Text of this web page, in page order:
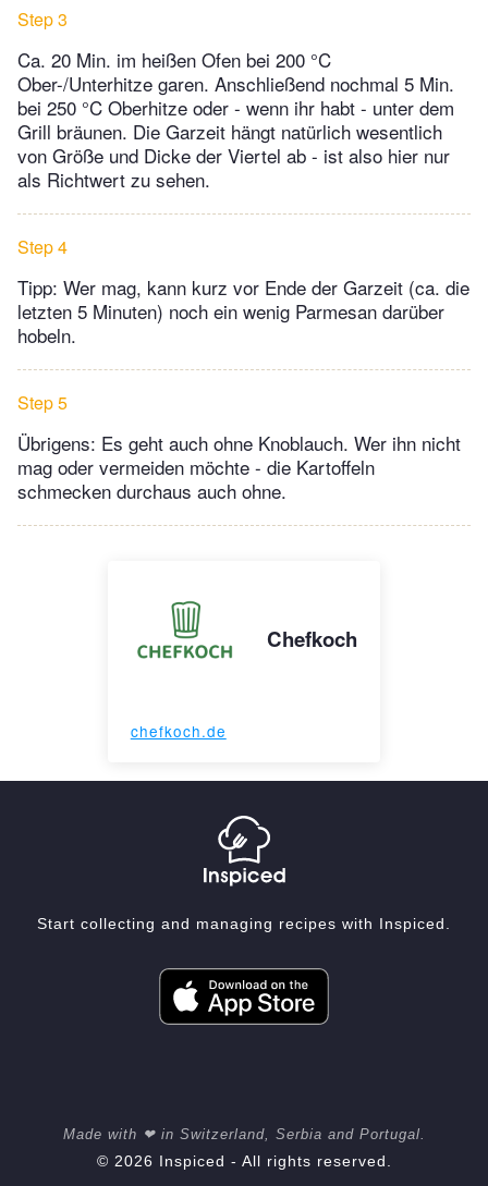
Step 3
Ca. 20 Min. im heißen Ofen bei 200 °C
Ober-/Unterhitze garen. Anschließend nochmal 5 Min.
bei 250 °C Oberhitze oder - wenn ihr habt - unter dem
Grill bräunen. Die Garzeit hängt natürlich wesentlich
von Größe und Dicke der Viertel ab - ist also hier nur
als Richtwert zu sehen.
Step 4
Tipp: Wer mag, kann kurz vor Ende der Garzeit (ca. die
letzten 5 Minuten) noch ein wenig Parmesan darüber
hobeln.
Step 5
Übrigens: Es geht auch ohne Knoblauch. Wer ihn nicht
mag oder vermeiden möchte - die Kartoffeln
schmecken durchaus auch ohne.
Chefkoch
chefkoch.de
Start collecting and managing recipes with Inspiced.
Made with ❤ in Switzerland, Serbia and Portugal.
© 2026 Inspiced - All rights reserved.